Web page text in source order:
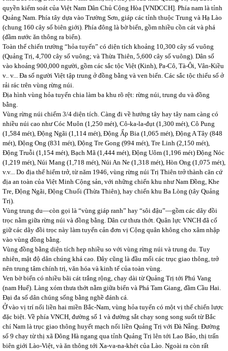
quyền kiểm soát của Việt Nam Dân Chủ Cộng Hòa [VNDCCH]. Phía nam là tỉnh
Quảng Nam. Phía tây dựa vào Trường Sơn, giáp các tỉnh thuộc Trung và Hạ Lào
(chung 160 cây số biên giới). Phía đông là bờ biển, gồm nhiều cồn cát và phá
(đầm nước ăn thông ra biển).
Toàn thể chiến trường “hỏa tuyến” có diện tích khoảng 10,300 cây số vuông
(Quảng Trị, 4,700 cây số vuông; và Thừa Thiên, 5,600 cây số vuông). Dân số
vào khoảng 900,000 người, gồm các sắc tộc Việt (Kinh), Pa-Cô, Tà-Ôi, Vân-Kiều
v.. v... Đa số người Việt tập trung ở đồng bằng và ven biển. Các sắc tộc thiểu số ở
rải rác trên vùng rừng núi.
Địa hình vùng hỏa tuyến chia làm ba khu rõ rệt: rừng núi, trung du và đồng
bằng.
Vùng rừng núi chiếm 3/4 diện tích. Càng đi về hướng tây hay tây nam càng có
nhiều núi cao như Cóc Muôn (1,250 mét), Cô-ka-la-đụt (1,300 mét), Cô Pung
(1,584 mét), Động Ngãi (1,114 mét), Động Ấp Bia (1,065 mét), Động A Tây (848
mét), Động Ong (831 mét), Động Tre Gong (994 mét), Tre Linh (2,150 mét),
Động Truỗi (1,154 mét), Bạch Mã (1,444 mét), Động Uôm (1,196 mét) Động Nóc
(1,219 mét), Núi Mang (1,718 mét), Núi An Ne (1,318 mét), Hòn Ong (1,075 mét),
v.v... Do địa thế hiểm trở, từ năm 1946, vùng rừng núi Trị Thiên trở thành căn cứ
địa an toàn của Việt Minh Cộng sản, với những chiến khu như Nam Đồng, Khe
Tre, Động Ngãi, Động Chuối (Thừa Thiên), hay chiến khu Ba Lòng (tây Quảng
Trị).
Vùng trung du—còn gọi là “vùng giáp ranh” hay “sôi đậu”—gồm các dãy đồi
trọc nằm giữa rừng núi và đồng bằng. Dân cư thưa thớt. Quân lực VNCH đã cố
giữ các dãy đồi trọc này làm tuyến cản đơn vị Cộng quân không cho xâm nhập
vào vùng đồng bằng.
Vùng đồng bằng diện tích hẹp nhiều so với vùng rừng núi và trung du. Tuy
nhiên, mật độ dân chúng khá cao. Đây cũng là đầu mối các trục giao thông, trở
nên trung tâm chính trị, văn hóa và kinh tế của toàn vùng.
Ven bờ biển có nhiều bãi cát trắng rộng, chạy dài từ Quảng Trị tới Phú Vang
(nam Huế). Làng xóm thưa thớt nằm giữa biển và Phá Tam Giang, đầm Cầu Hai.
Đại đa số dân chúng sống bằng nghề đánh cá.
Ở vào vị trí nối liền hai miền Bắc-Nam, vùng hỏa tuyến có một vị thế chiến lược
đặc biệt. Về phía VNCH, đường số 1 và đường sắt chạy song song suốt từ Bắc
chí Nam là trục giao thông huyết mạch nối liền Quảng Trị với Đà Nẵng. Đường
số 9 chạy từ thị xã Đông Hà ngang qua tỉnh Quảng Trị lên tới Lao Bảo, thị trấn
biên giới Lào-Việt, và ăn thông tới Xa-va-na-khét của Lào. Ngoài ra còn rất